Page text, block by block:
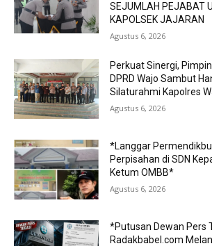
SEJUMLAH PEJABAT
KAPOLSEK JAJARAN
Agustus 6, 2026
Perkuat Sinergi,
DPRD Wajo Sambut
Silaturahmi Kapolres
Agustus 6, 2026
*Langgar
Perpisahan di SDN
Ketum OMBB*
Agustus 6, 2026
*Putusan Dewan Pers
Radakbabel.com